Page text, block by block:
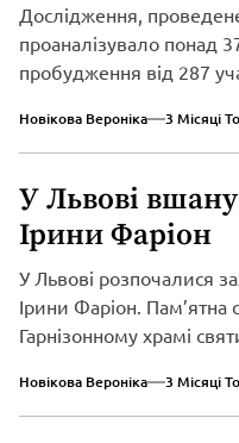
Дослідження,
проаналізувало понад
пробудження від 287
Новікова Вероніка 3 Місяці
У Львові
Ірини Фаріон
У Львові розпочалися
Ірини Фаріон. Пам’ятна
Гарнізонному храмі
Новікова Вероніка 3 Місяці